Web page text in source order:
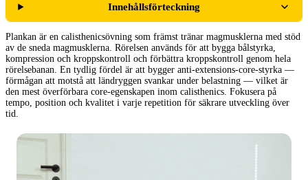
Innehållsförteckning
Plankan är en calisthenicsövning som främst tränar magmusklerna med stöd
av de sneda magmusklerna. Rörelsen används för att bygga bålstyrka,
kompression och kroppskontroll och förbättra kroppskontroll genom hela
rörelsebanan. En tydlig fördel är att bygger anti-extensions-core-styrka —
förmågan att motstå att ländryggen svankar under belastning — vilket är
den mest överförbara core-egenskapen inom calisthenics. Fokusera på
tempo, position och kvalitet i varje repetition för säkrare utveckling över
tid.